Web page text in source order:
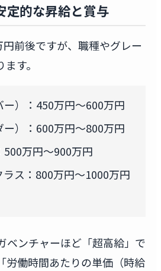
定的な昇給と賞与
前後ですが、職種やグレー
す。
）：450万円〜600万円
）：600万円〜800万円
万円〜900万円
ス：800万円〜1000万円
ベンチャーほど「超高給」で
労働時間あたりの単価（時給